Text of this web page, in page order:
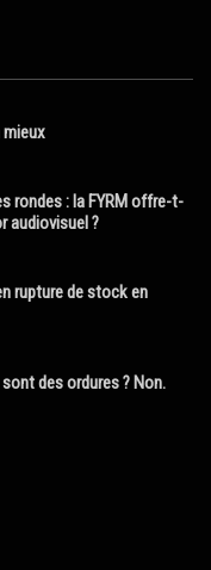
mieux
rondes : la FYRM offre-t-
audiovisuel ?
rupture de stock en
des ordures ? Non.